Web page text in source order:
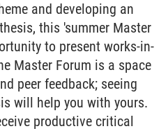
and developing an
this 'summer Master
to present works-in-
Master Forum is a space
peer feedback; seeing
will help you with yours.
productive critical